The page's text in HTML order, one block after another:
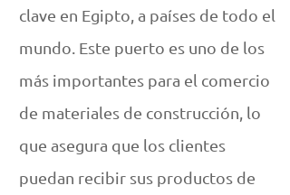
clave en Egipto, a países de todo el
mundo. Este puerto es uno de los
más importantes para el comercio
de materiales de construcción, lo
que asegura que los clientes
puedan recibir sus productos de